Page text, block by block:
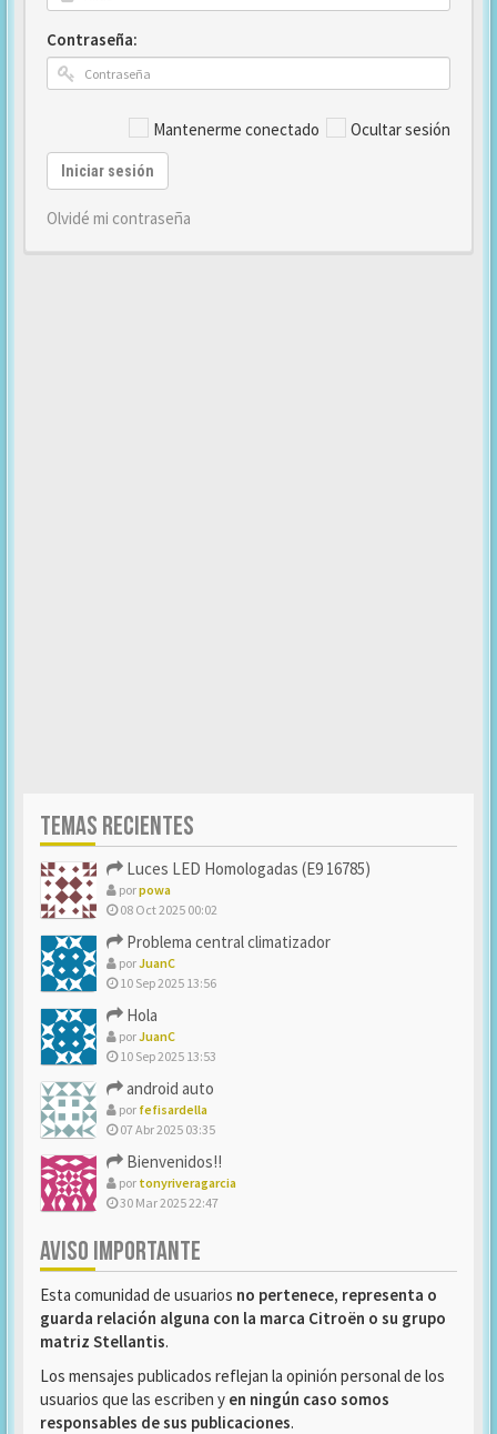
Contraseña:
Mantenerme conectado Ocultar sesión
Iniciar sesión
Olvidé mi contraseña
TEMAS RECIENTES
Luces LED Homologadas (E9 16785)
porpowa
08 Oct 2025 00:02
Problema central climatizador
porJuanC
10 Sep 2025 13:56
Hola
porJuanC
10 Sep 2025 13:53
android auto
por fefisardella
07 Abr 2025 03:35
Bienvenidos!!
por tonyriveragarcia
30 Mar 2025 22:47
AVISO IMPORTANTE
Esta comunidad de usuarios no pertenece, representa o
guarda relación alguna con la marca Citroën o su grupo
matriz Stellantis.
Los mensajes publicados reflejan la opinión personal de los
usuarios que las escriben y en ningún caso somos
responsables de sus publicaciones.